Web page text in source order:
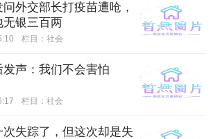
外交部长打疫苗遭呛，
无银三百两
栏目： 社会
声：我们不会害怕
栏目： 社会
失踪了，但这次却是失